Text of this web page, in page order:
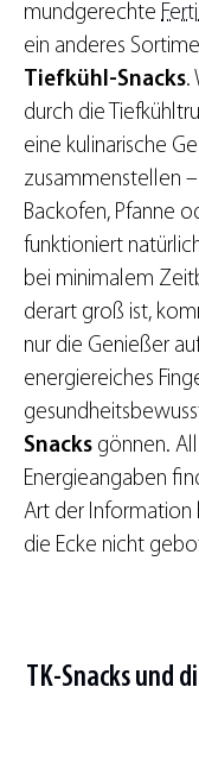
mundgerechte
ein anderes
Tiefkühl-Snacks.
durch die
eine kulinarische
zusammenstellen
Backofen, Pfanne
funktioniert
bei minimalem
derart groß ist,
nur die Genießer
energiereiches
Snacks gönnen.
Energieangaben
Art der Information
die Ecke nicht
TK-Snacks und